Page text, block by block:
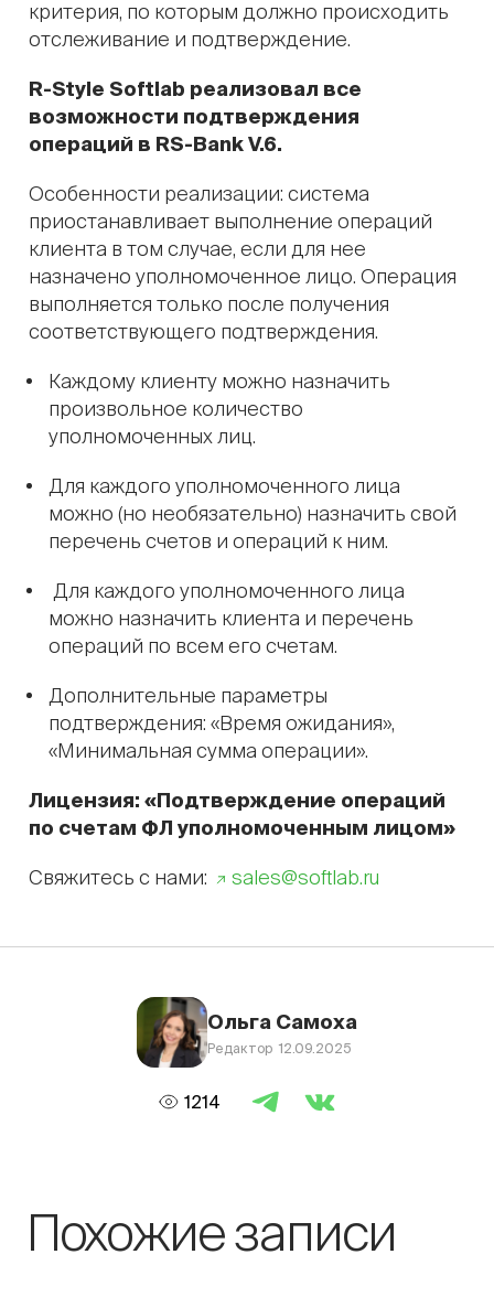
критерия, по которым должно происходить
отслеживание и подтверждение.
R-Style Softlab реализовал все
возможности подтверждения
операций в RS-Bank V.6.
Особенности реализации: система
приостанавливает выполнение операций
клиента в том случае, если для нее
назначено уполномоченное лицо. Операция
выполняется только после получения
соответствующего подтверждения.
Каждому клиенту можно назначить
произвольное количество
уполномоченных лиц.
Для каждого уполномоченного лица
можно (но необязательно) назначить свой
перечень счетов и операций к ним.
Для каждого уполномоченного лица
можно назначить клиента и перечень
операций по всем его счетам.
Дополнительные параметры
подтверждения: «Время ожидания»,
«Минимальная сумма операции».
Лицензия: «Подтверждение операций
по счетам ФЛ уполномоченным лицом»
Cвяжитесь с нами: sales@softlab.ru
Ольга Самоха
Редактор 12.09.2025
1214
Похожие записи